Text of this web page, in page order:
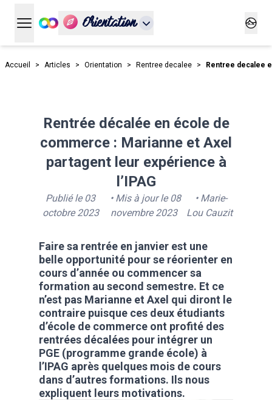
Ouvrir le menu principal
Orientation
Accueil > Articles > Orientation > Rentree decalee > Rentree decalee
Rentrée décalée en école de
commerce : Marianne et Axel
partagent leur expérience à
l’IPAG
Publié le03
octobre 2023
• Mis à jour le 08
novembre 2023
• Marie-
Lou Cauzit
Faire sa rentrée en janvier est une
belle opportunité pour se réorienter en
cours d’année ou commencer sa
formation au second semestre. Et ce
n’est pas Marianne et Axel qui diront le
contraire puisque ces deux étudiants
d’école de commerce ont profité des
rentrées décalées pour intégrer un
PGE (programme grande école) à
l’IPAG après quelques mois de cours
dans d’autres formations. Ils nous
expliquent leurs motivations.